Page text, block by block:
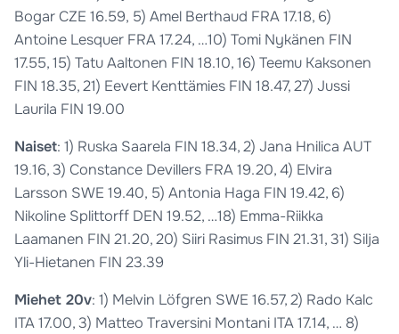
Bogar CZE 16.59, 5) Amel Berthaud FRA 17.18, 6)
Antoine Lesquer FRA 17.24, …10) Tomi Nykänen FIN
17.55, 15) Tatu Aaltonen FIN 18.10, 16) Teemu Kaksonen
FIN 18.35, 21) Eevert Kenttämies FIN 18.47, 27) Jussi
Laurila FIN 19.00
Naiset: 1) Ruska Saarela FIN 18.34, 2) Jana Hnilica AUT
19.16, 3) Constance Devillers FRA 19.20, 4) Elvira
Larsson SWE 19.40, 5) Antonia Haga FIN 19.42, 6)
Nikoline Splittorff DEN 19.52, …18) Emma-Riikka
Laamanen FIN 21.20, 20) Siiri Rasimus FIN 21.31, 31) Silja
Yli-Hietanen FIN 23.39
Miehet 20v: 1) Melvin Löfgren SWE 16.57, 2) Rado Kalc
ITA 17.00, 3) Matteo Traversini Montani ITA 17.14, … 8)